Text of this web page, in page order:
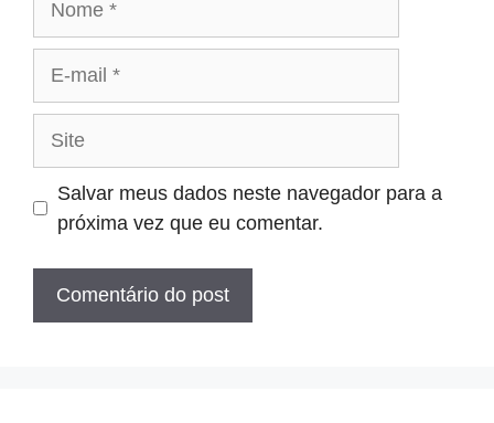
Salvar meus dados neste navegador para a
próxima vez que eu comentar.